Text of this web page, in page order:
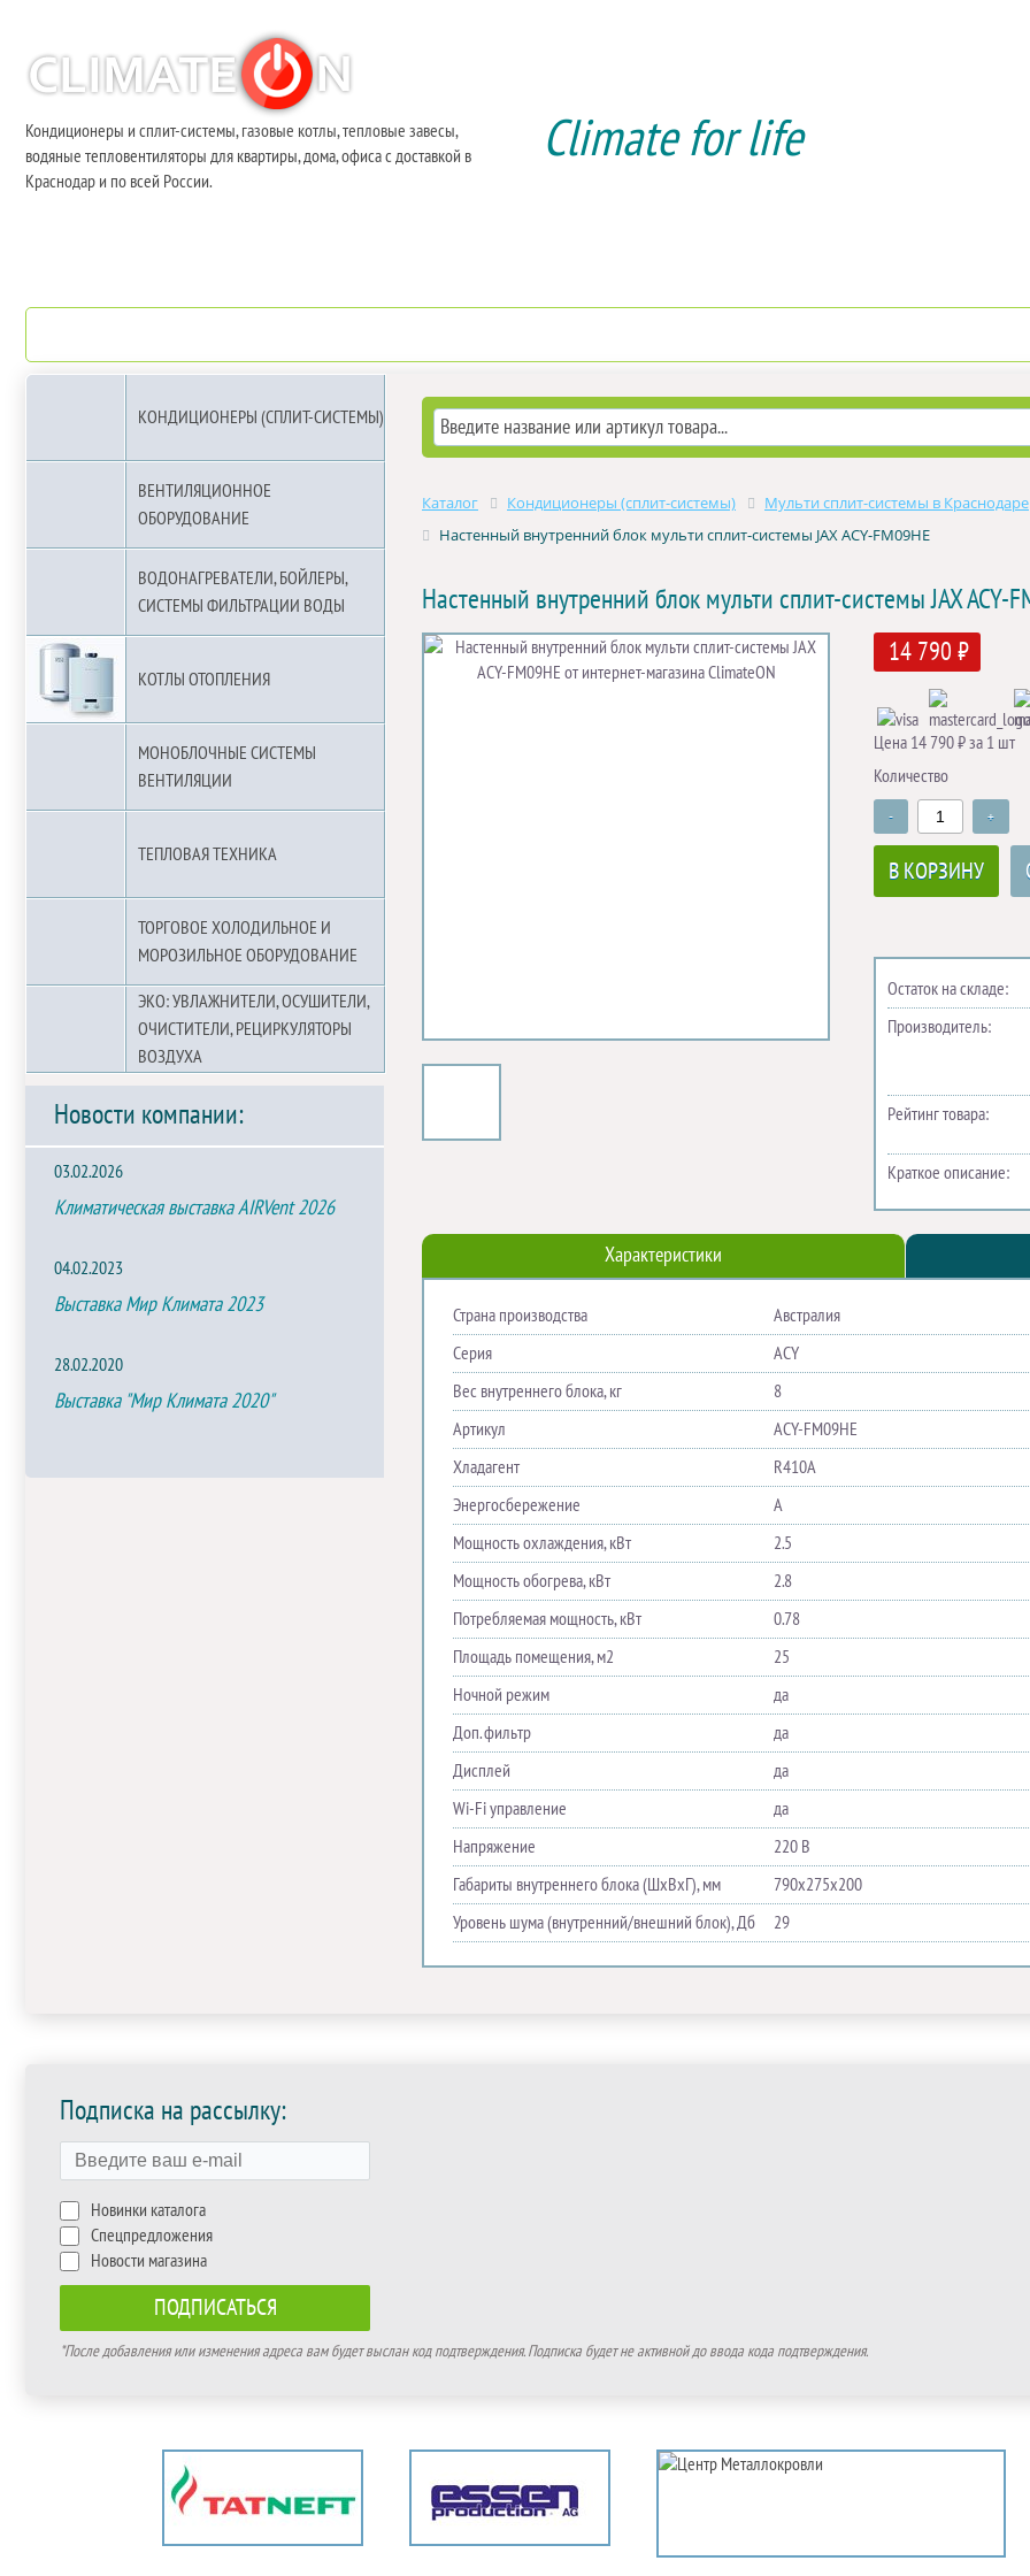
Кондиционеры и сплит-системы, газовые котлы, тепловые завесы,
водяные тепловентиляторы для квартиры, дома, офиса с доставкой в
Краснодар и по всей России.
Climate for life
КОНДИЦИОНЕРЫ (СПЛИТ-СИСТЕМЫ)
ВЕНТИЛЯЦИОННОЕ
ОБОРУДОВАНИЕ
ВОДОНАГРЕВАТЕЛИ, БОЙЛЕРЫ,
СИСТЕМЫ ФИЛЬТРАЦИИ ВОДЫ
КОТЛЫ ОТОПЛЕНИЯ
МОНОБЛОЧНЫЕ СИСТЕМЫ
ВЕНТИЛЯЦИИ
ТЕПЛОВАЯ ТЕХНИКА
ТОРГОВОЕ ХОЛОДИЛЬНОЕ И
МОРОЗИЛЬНОЕ ОБОРУДОВАНИЕ
ЭКО: УВЛАЖНИТЕЛИ, ОСУШИТЕЛИ,
ОЧИСТИТЕЛИ, РЕЦИРКУЛЯТОРЫ
ВОЗДУХА
Новости компании:
03.02.2026
Климатическая выставка AIRVent 2026
04.02.2023
Выставка Мир Климата 2023
28.02.2020
Выставка "Мир Климата 2020"
Каталог Кондиционеры (сплит-системы) Мульти сплит-системы в Краснодаре
Настенный внутренний блок мульти сплит-системы JAX ACY-FM09HE
Настенный внутренний блок мульти сплит-системы JAX ACY-
14 790 ₽
Цена 14 790 ₽ за 1 шт
Количество
- +
В КОРЗИНУ
Остаток на складе:
Производитель:
Рейтинг товара:
Краткое описание:
Характеристики
Страна производства
Австралия
Серия
ACY
Вес внутреннего блока, кг
8
Артикул
ACY-FM09HE
Хладагент
R410A
Энергосбережение
A
Мощность охлаждения, кВт
2.5
Мощность обогрева, кВт
2.8
Потребляемая мощность, кВт
0.78
Площадь помещения, м2
25
Ночной режим
да
Доп. фильтр
да
Дисплей
да
Wi-Fi управление
да
Напряжение
220 В
Габариты внутреннего блока (ШхВхГ), мм
790х275х200
Уровень шума (внутренний/внешний блок), Дб
29
Подписка на рассылку:
Новинки каталога
Спецпредложения
Новости магазина
*После добавления или изменения адреса вам будет выслан код подтверждения. Подписка будет не активной до ввода кода подтверждения.